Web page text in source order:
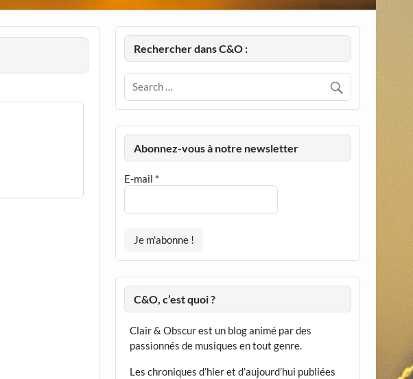
Rechercher dans C&O :
Abonnez-vous à notre newsletter
E-mail *
C&O, c’est quoi ?
Clair & Obscur est un blog animé par des
passionnés de musiques en tout genre.
Les chroniques d’hier et d’aujourd’hui publiées